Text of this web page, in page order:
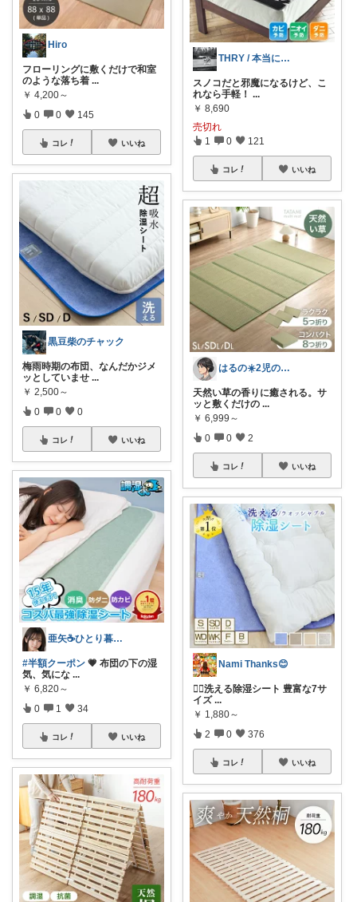
Hiro
フローリングに敷くだけで和室
のような落ち着 ...
￥ 4,200～
0 0 145
コレ いいね
黒豆柴のチャック
梅雨時期の布団、なんだかジメ
ッとしていませ ...
￥ 2,500～
0 0 0
コレ いいね
亜矢☕️ひとり暮らしの推しアイテム✨
#半額クーポン 💗 布団の下の湿
気、気にな ...
￥ 6,820～
0 1 34
コレ いいね
THRY / 本当に良いモノBEST
スノコだと邪魔になるけど、こ
れなら手軽！ ...
￥ 8,690
売切れ
1 0 121
コレ いいね
はるの☀️2児のママ𓂃◌𓈒𓐍
天然い草の香りに癒される。サ
ッと敷くだけの ...
￥ 6,999～
0 0 2
コレ いいね
Nami Thanks😊
💁‍♀️洗える除湿シート 豊富な7サ
イズ...
￥ 1,880～
2 0 376
コレ いいね